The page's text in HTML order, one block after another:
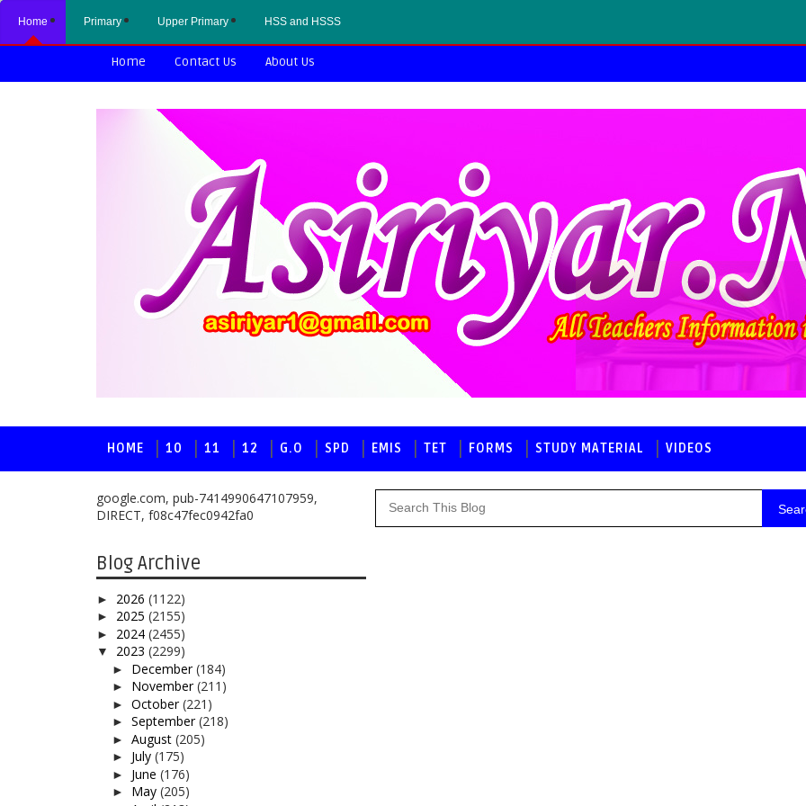
Home Primary Upper Primary HSS and HSSS
Home Contact Us About Us
HOME 10 11 12 G.O SPD EMIS TET FORMS STUDY MATERIAL VIDEOS
google.com, pub-7414990647107959,
DIRECT, f08c47fec0942fa0
Blog Archive
► 2026 (1122)
► 2025 (2155)
► 2024 (2455)
▼ 2023 (2299)
► December(184)
► November(211)
► October(221)
► September(218)
► August (205)
► July (175)
► June (176)
► May (205)